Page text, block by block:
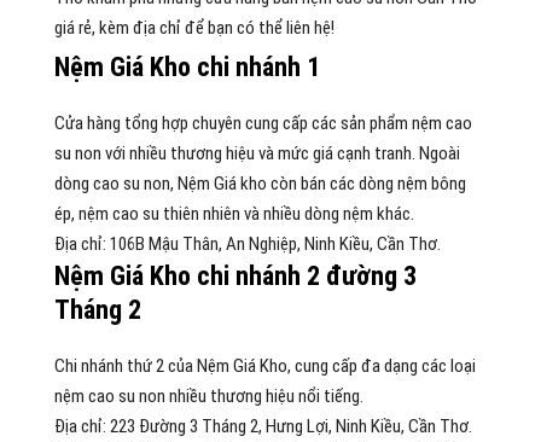
giá rẻ, kèm địa chỉ để bạn có thể liên hệ!
Nệm Giá Kho chi nhánh 1
Cửa hàng tổng hợp chuyên cung cấp các sản phẩm nệm cao
su non với nhiều thương hiệu và mức giá cạnh tranh. Ngoài
dòng cao su non, Nệm Giá kho còn bán các dòng nệm bông
ép, nệm cao su thiên nhiên và nhiều dòng nệm khác.
Địa chỉ: 106B Mậu Thân, An Nghiệp, Ninh Kiều, Cần Thơ.
Nệm Giá Kho chi nhánh 2 đường 3
Tháng 2
Chi nhánh thứ 2 của Nệm Giá Kho, cung cấp đa dạng các loại
nệm cao su non nhiều thương hiệu nổi tiếng.
Địa chỉ: 223 Đường 3 Tháng 2, Hưng Lợi, Ninh Kiều, Cần Thơ.